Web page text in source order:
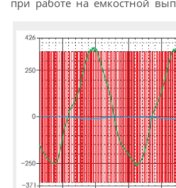
при работе на емкостной